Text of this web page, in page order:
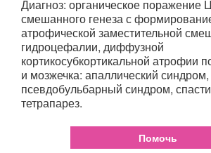
Диагноз: органическое поражение
смешанного генеза с
атрофической заместительной
гидроцефалии, диффузной
кортикосубкортикальной атрофии
и мозжечка: апаллический синдром,
псевдобульбарный синдром,
тетрапарез.
Помочь